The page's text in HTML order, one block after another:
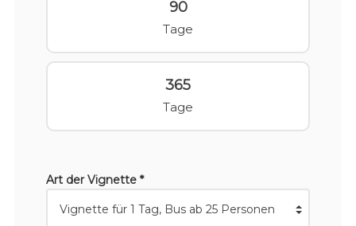
90
Tage
365
Tage
Art der Vignette *